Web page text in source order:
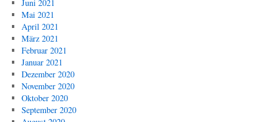
Juni 2021
Mai 2021
April 2021
März 2021
Februar 2021
Januar 2021
Dezember 2020
November 2020
Oktober 2020
September 2020